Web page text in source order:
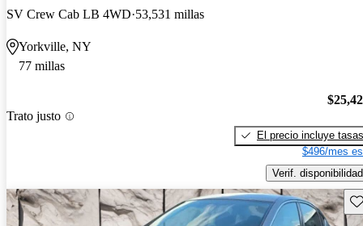
SV Crew Cab LB 4WD 53,531 millas
Yorkville, NY
77 millas
Trato justo
El precio incluye tasas
$496/mes
Verif. disponibilidad